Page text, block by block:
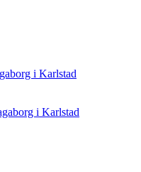
i Karlstad
i Karlstad